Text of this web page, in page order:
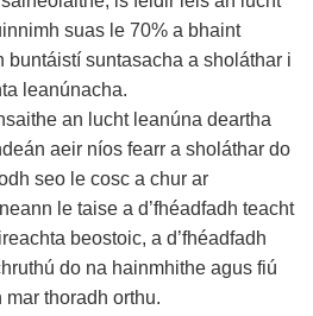
suas le 70% a bhaint
buntáistí suntasacha a sholáthar i
leanúnacha.
an lucht leanúna deartha
aeir níos fearr a sholáthar do
seo le cosc ​​a chur ar
le taise a d’fhéadfadh teacht
beostoic, a d’fhéadfadh
do na hainmhithe agus fiú
thoradh orthu.